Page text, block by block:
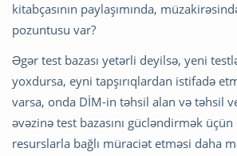
kitabçasının paylaşımında,
pozuntusu var?
Əgər test bazası yetərli deyilsə, yeni
yoxdursa, eyni tapşırıqlardan istifadə
varsa, onda DİM-in təhsil alan və təhsil
əvəzinə test bazasını gücləndirmək
resurslarla bağlı müraciət etməsi daha